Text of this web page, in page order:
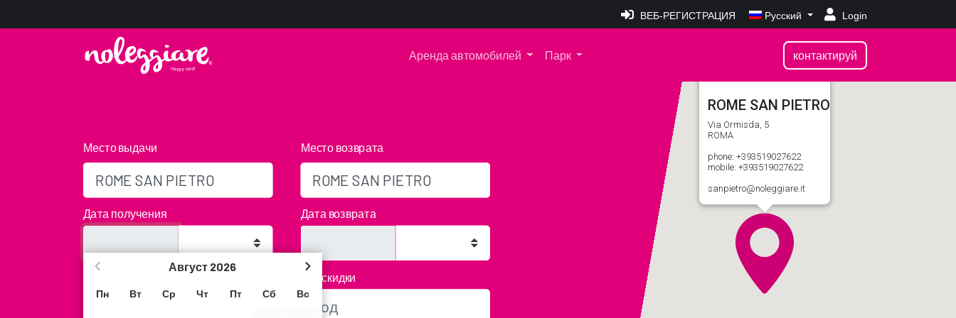
Login
ВЕБ-РЕГИСТРАЦИЯ Русский
Аренда автомобилей Парк контактируй
Место выдачи Место возврата
Дата получения Дата возврата
We will not be present in that time slot, but you can still return the vehicle by
leaving the keys in our Key-Box
Код скидки
Аренда
автомобилей
ROME SAN PIETRO
Via Ormisda, 5
ROMA
phone: +393519027622
mobile: +393519027622
sanpietro@noleggiare.it
Август 2026
Пн Вт Ср Чт Пт Сб Вс